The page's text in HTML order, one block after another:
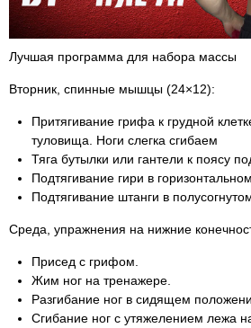
Лучшая программа для набора массы
Вторник, спинные мышцы (24×12):
Притягивание грифа к грудной
туловища. Ноги слегка сгибаем
Тяга бутылки или гантели к поясу
Подтягивание гири в
Подтягивание штанги в
Среда, упражнения на нижние
Присед с грифом.
Жим ног на тренажере.
Разгибание ног в сидящем
Сгибание ног с утяжелением лежа